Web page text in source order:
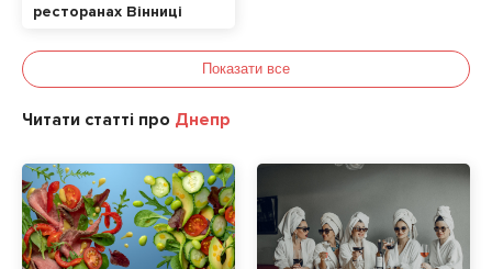
ресторанах Вінниці
Показати все
Читати статті про Днепр